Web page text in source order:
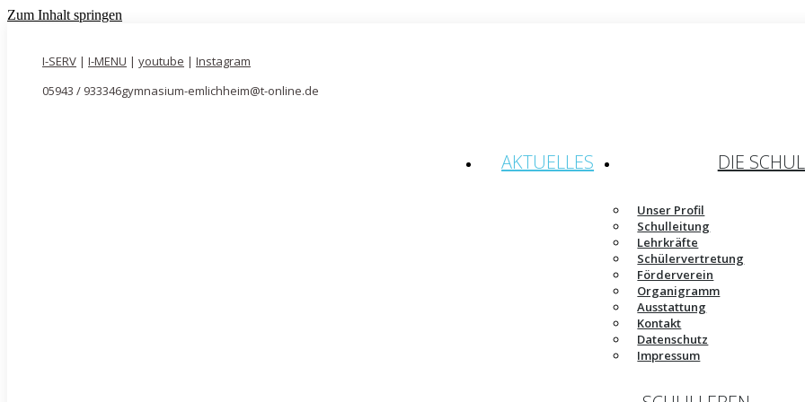
Zum Inhalt springen
I-SERV | I-MENU | youtube | Instagram
05943 / 933346gymnasium-emlichheim@t-online.de
AKTUELLES DIE
Unser Profil
Schulleitung
Lehrkräfte
Schülervertretung
Förderverein
Organigramm
Ausstattung
Kontakt
Datenschutz
Impressum